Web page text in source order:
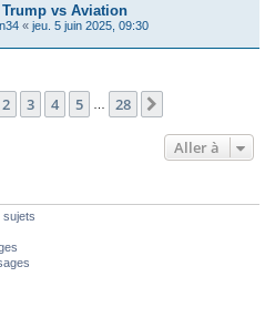
vs Aviation
« jeu. 5 juin 2025, 09:30
1sur28
2 3 4 5 28
Aller à
sujets